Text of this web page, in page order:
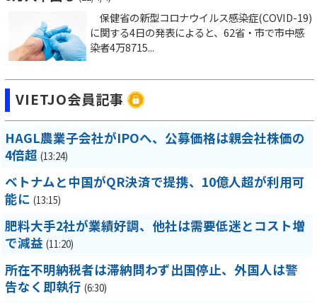
保健省の新型コロナウイルス感染症(COVID-19)
に関する4日の発表によると、62省・市で市中感
染者4万8715...
VIETJO会員記事
HAGL農業子会社がIPOへ、公募価格は親会社株価の
4倍超 (13:24)
ベトナムと中国がQR決済で提携、10億人超が利用可
能に (13:15)
肥料大手2社が業績好調、他社は需要低迷とコスト増
で減益 (11:20)
所在不明納税者は滞納問わず出国停止、外国人は警
告なく即執行 (6:30)